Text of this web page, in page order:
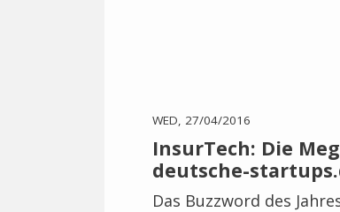
WED, 27/04/2016
InsurTech: Die
deutsche-
Das Buzzword des